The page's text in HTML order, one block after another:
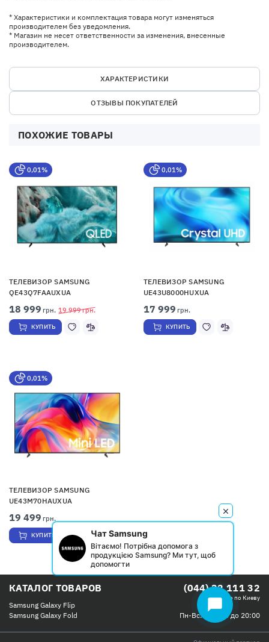
* Характеристики и комплектация товара могут изменяться
производителем без уведомления.
* Магазин не несет ответственности за изменения, внесенные
производителем.
ХАРАКТЕРИСТИКИ
ОТЗЫВЫ ПОКУПАТЕЛЕЙ
ПОХОЖИЕ ТОВАРЫ
0,01%
ТЕЛЕВИЗОР SAMSUNG
QE43Q7FAAUXUA
19 999грн.
18 999 грн.
КУПИТЬ
0,01%
ТЕЛЕВИЗОР SAMSUNG
UE43U8000HUXUA
17 999 грн.
КУПИТЬ
0,01%
ТЕЛЕВИЗОР SAMSUNG
UE43M70HAUXUA
19 499 грн.
КУПИТЬ
КАТАЛОГ ТОВАРОВ
Samsung Galaxy Flip
Samsung Galaxy Fold
(044) 32 111 32
Бесплатно по Киеву
Пн-Вс: с 09:00 до 20:00
Чат Samsung
Вітаємо! Потрібна допомога з
продукцією Samsung? Ми тут, щоб
допомогти
chat_bubble